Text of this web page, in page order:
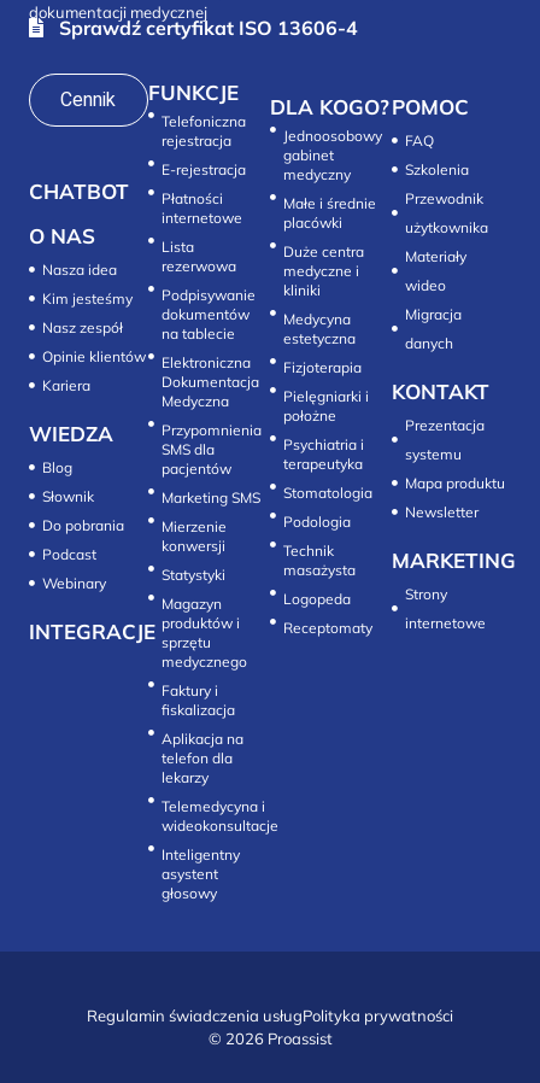
dokumentacji medycznej
Sprawdź certyfikat ISO 13606-4
Cennik
CHATBOT
O NAS
Nasza idea
Kim jesteśmy
Nasz zespół
Opinie klientów
Kariera
WIEDZA
Blog
Słownik
Do pobrania
Podcast
Webinary
INTEGRACJE
FUNKCJE
Telefoniczna
rejestracja
E-rejestracja
Płatności
internetowe
Lista
rezerwowa
Podpisywanie
dokumentów
na tablecie
Elektroniczna
Dokumentacja
Medyczna
Przypomnienia
SMS dla
pacjentów
Marketing SMS
Mierzenie
konwersji‎
Statystyki
Magazyn
produktów i
sprzętu
medycznego
Faktury i
fiskalizacja
Aplikacja na
telefon dla
lekarzy
Telemedycyna i
wideokonsultacje‎
Inteligentny
asystent
głosowy
DLA KOGO?
Jednoosobowy
gabinet
medyczny
Małe i średnie
placówki
Duże centra
medyczne i
kliniki
Medycyna
estetyczna
Fizjoterapia
Pielęgniarki i
położne
Psychiatria i
terapeutyka
Stomatologia
Technik
masażysta
Logopeda
POMOC
FAQ
Szkolenia
Przewodnik
użytkownika
Materiały
wideo
Migracja
danych
KONTAKT
Prezentacja
systemu
Mapa produktu
Newsletter
MARKETING
Strony
internetowe
Regulamin świadczenia usługPolityka prywatności
© 2026 Proassist